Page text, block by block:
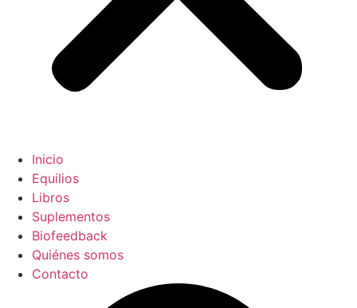
Inicio
Equilios
Libros
Suplementos
Biofeedback
Quiénes somos
Contacto